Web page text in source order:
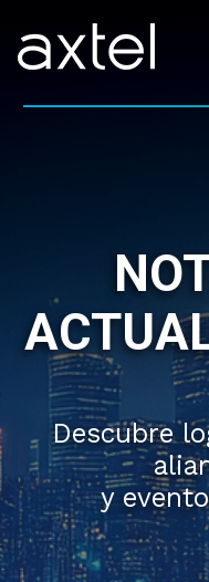
content
Descubre
y